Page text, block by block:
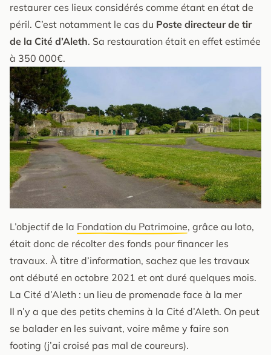
restaurer ces lieux considérés comme étant en état de
péril. C’est notamment le cas du Poste directeur de tir
de la Cité d’Aleth. Sa restauration était en effet estimée
à 350 000€.
L’objectif de la Fondation du Patrimoine, grâce au loto,
était donc de récolter des fonds pour financer les
travaux. À titre d’information, sachez que les travaux
ont débuté en octobre 2021 et ont duré quelques mois.
La Cité d’Aleth : un lieu de promenade face à la mer
Il n’y a que des petits chemins à la Cité d’Aleth. On peut
se balader en les suivant, voire même y faire son
footing (j’ai croisé pas mal de coureurs).